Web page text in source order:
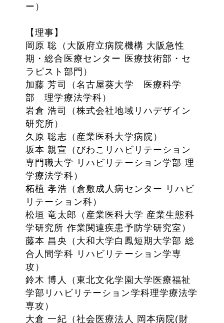
ー）
【理事】
岡原 聡（大阪府立病院機構 大阪急性
期・総合医療センター 医療技術部・セ
ラピスト部門）
加藤 芳司（名古屋葵大学 医療科学
部 理学療法学科）
岩倉 浩司（株式会社地域リハデザイン
研究所）
久原 聡志（産業医科大学病院）
坂本 親宣（びわこリハビリテーション
専門職大学 リハビリテーション学部 理
学療法学科）
柘植 孝浩（倉敷成人病センター リハビ
リテーション科）
松垣 竜太郎（産業医科大学 産業生態科
学研究所 作業関連疾患予防学研究室）
藤本 昌央（大和大学白鳳短期大学部 総
合人間学科 リハビリテーション学専
攻）
鈴木 博人（東北文化学園大学医療福祉
学部リハビリテーション学科理学療法学
専攻）
大倉 一紀（社会医療法人 岡本病院(財